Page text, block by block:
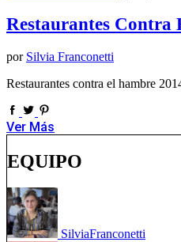
Restaurantes Contra
por Silvia Franconetti
Restaurantes contra el hambre
Ver Más
EQUIPO
SilviaFranconetti